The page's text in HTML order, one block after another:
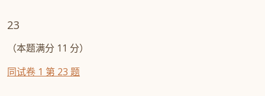
23
（本题满分 11 分）
同试卷 1 第 23 题